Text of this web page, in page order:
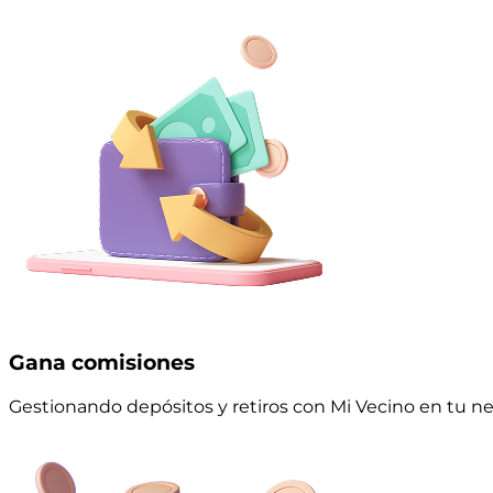
Gana comisiones
Gestionando depósitos y retiros con Mi Vecino en tu